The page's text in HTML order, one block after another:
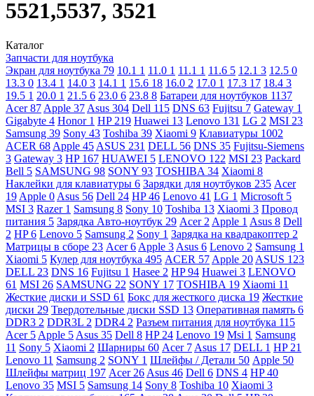
5521,5537, 3521
Каталог
Запчасти для ноутбука
Экран для ноутбука 79 10.1 1 11.0 1 11.1 1 11.6 5 12.1 3 12.5 0
13.3 0 13.4 1 14.0 3 14.1 1 15.6 18 16.0 2 17.0 1 17.3 17 18.4 3
19.5 1 20.0 1 21.5 6 23.0 6 23.8 8 Батареи для ноутбуков 1137
Acer87 Apple 37 Asus 304 Dell 115 DNS 63 Fujitsu 7 Gateway 1
Gigabyte 4 Honor 1 HP 219 Huawei 13 Lenovo 131 LG 2 MSI 23
Samsung 39 Sony 43 Toshiba 39 Xiaomi 9 Клавиатуры 1002
ACER 68 Apple 45 ASUS 231 DELL 56 DNS 35 Fujitsu-Siemens
3 Gateway 3 HP 167 HUAWEI 5 LENOVO 122 MSI 23 Packard
Bell 5 SAMSUNG 98 SONY 93 TOSHIBA 34 Xiaomi 8
Наклейки для клавиатуры 6 Зарядки для ноутбуков 235 Acer
19 Apple 0 Asus 56 Dell 24 HP46 Lenovo 41 LG 1 Microsoft 5
MSI 3 Razer 1 Samsung 8 Sony 10 Toshiba 13 Xiaomi 3 Провод
питания 5 Зарядка Авто-ноутбук 29 Acer 2 Apple 1 Asus 8 Dell
2 HP6 Lenovo 5 Samsung 2 Sony 1 Зарядка на квадракоптер 2
Матрицы в сборе 23 Acer6 Apple 3 Asus 6 Lenovo 2 Samsung 1
Xiaomi 5 Кулер для ноутбука 495 ACER 57 Apple 20 ASUS 123
DELL 23 DNS 16 Fujitsu 1 Hasee 2 HP94 Huawei 3 LENOVO
61 MSI 26 SAMSUNG 22 SONY 17 TOSHIBA 19 Xiaomi 11
Жесткие диски и SSD 61 Бокс для жесткого диска 19 Жесткие
диски 29 Твердотельные диски SSD 13 Оперативная память 6
DDR3 2 DDR3L 2 DDR4 2 Разъем питания для ноутбука 115
Acer 5 Apple 5 Asus 35 Dell 8 HP 24 Lenovo 19 Msi 1 Samsung
11 Sony 5 Xiaomi 2 Шарниры 60 Acer 7 Asus 17 DELL 1 HP 21
Lenovo 11 Samsung 2 SONY 1 Шлейфы / Детали 50 Apple 50
Шлейфы матриц 197 Acer 26 Asus 46 Dell 6 DNS 4 HP40
Lenovo 35 MSI 5 Samsung 14 Sony 8 Toshiba 10 Xiaomi 3